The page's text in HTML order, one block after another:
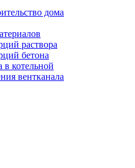
дома
раствора
бетона
котельной
вентканала